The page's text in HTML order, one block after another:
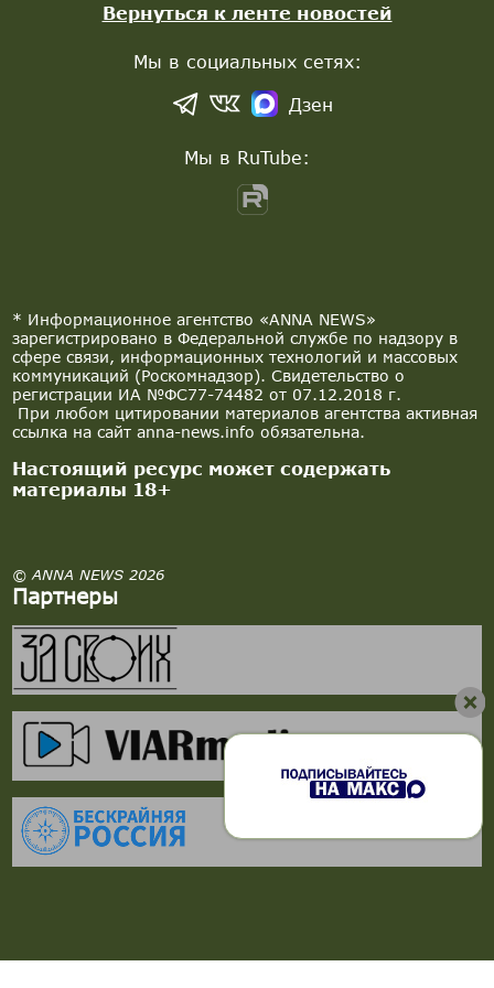
* Информационное агентство «ANNA NEWS»
зарегистрировано в Федеральной службе по надзору в
сфере связи, информационных технологий и массовых
коммуникаций (Роскомнадзор). Свидетельство о
регистрации ИА №ФС77-74482 от 07.12.2018 г.
При любом цитировании материалов агентства активная
ссылка на сайт anna-news.info обязательна.
Настоящий ресурс может содержать
материалы 18+
© ANNA NEWS 2026
Партнеры
Вернуться к ленте новостей
Мы в социальных сетях:
Дзен
Мы в RuTube: